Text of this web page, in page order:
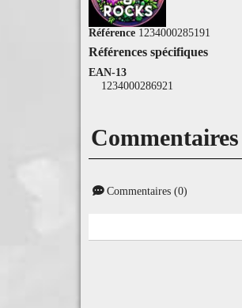
Référence 1234000285191
Références spécifiques
EAN-13
1234000286921
Commentaires
Commentaires (0)